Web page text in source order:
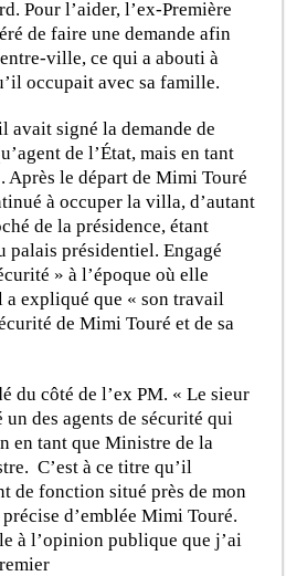
Pour l’aider, l’ex-Première
de faire une demande afin
ville, ce qui a abouti à
occupait avec sa famille.
avait signé la demande de
de l’État, mais en tant
Après le départ de Mimi Touré
à occuper la villa, d’autant
de la présidence, étant
palais présidentiel. Engagé
» à l’époque où elle
expliqué que « son travail
de Mimi Touré et de sa
du côté de l’ex PM. « Le sieur
des agents de sécurité qui
en tant que Ministre de la
C’est à ce titre qu’il
de fonction situé près de mon
d’emblée Mimi Touré.
à l’opinion publique que j’ai